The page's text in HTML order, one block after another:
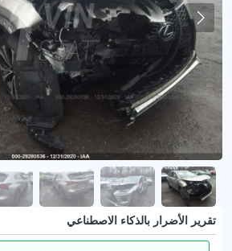
تقرير الأضرار بالذكاء الاصطناعي